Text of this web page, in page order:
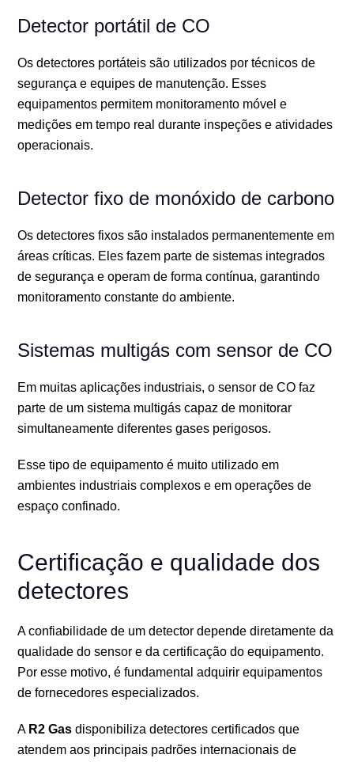
Detector portátil de CO
Os detectores portáteis são utilizados por técnicos de
segurança e equipes de manutenção. Esses
equipamentos permitem monitoramento móvel e
medições em tempo real durante inspeções e atividades
operacionais.
Detector fixo de monóxido de carbono
Os detectores fixos são instalados permanentemente em
áreas críticas. Eles fazem parte de sistemas integrados
de segurança e operam de forma contínua, garantindo
monitoramento constante do ambiente.
Sistemas multigás com sensor de CO
Em muitas aplicações industriais, o sensor de CO faz
parte de um sistema multigás capaz de monitorar
simultaneamente diferentes gases perigosos.
Esse tipo de equipamento é muito utilizado em
ambientes industriais complexos e em operações de
espaço confinado.
Certificação e qualidade dos
detectores
A confiabilidade de um detector depende diretamente da
qualidade do sensor e da certificação do equipamento.
Por esse motivo, é fundamental adquirir equipamentos
de fornecedores especializados.
A R2 Gas disponibiliza detectores certificados que
atendem aos principais padrões internacionais de